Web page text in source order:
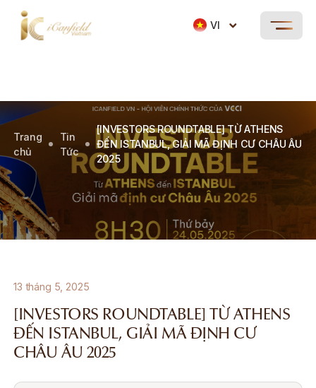
VI
Trang
chủ
Tin
Tức
[INVESTORS ROUNDTABLE] TỪ ATHENS
ĐẾN ISTANBUL, GIẢI MÃ ĐỊNH CƯ CHÂU ÂU
2025
13 tháng 5, 2025
[INVESTORS ROUNDTABLE] TỪ ATHENS
ĐẾN ISTANBUL, GIẢI MÃ ĐỊNH CƯ
CHÂU ÂU 2025